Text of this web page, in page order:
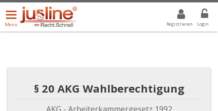
Registrieren Login
Menü
öffnen/schließen
Menü
ALLE DROPDOWN: GEWÄHLTER WERT IST ALLE
§ 20 AKG Wahlberechtigung